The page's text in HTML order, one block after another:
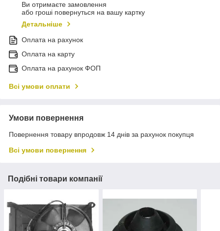
Ви отримаєте замовлення
або гроші повернуться на вашу картку
Детальніше
Оплата на рахунок
Оплата на карту
Оплата на рахунок ФОП
Всі умови оплати
Умови повернення
Повернення товару впродовж 14 днів за рахунок покупця
Всі умови повернення
Подібні товари компанії